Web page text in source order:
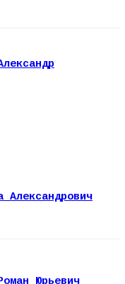
Александрович
Юрьевич